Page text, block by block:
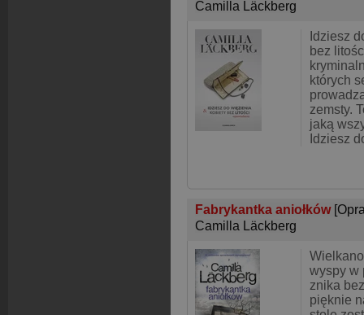
Camilla Läckberg
Idziesz
bez
których
zemsty.
jaką
Idziesz
Fabrykantka aniołków
Camilla Läckberg
wyspy w
znika
pięknie